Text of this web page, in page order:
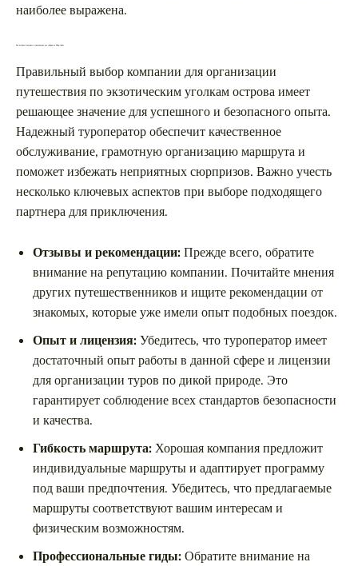
наиболее выражена.
Как выбрать надежного туроператора для сафари на Шри-Ланке
Правильный выбор компании для организации
путешествия по экзотическим уголкам острова имеет
решающее значение для успешного и безопасного опыта.
Надежный туроператор обеспечит качественное
обслуживание, грамотную организацию маршрута и
поможет избежать неприятных сюрпризов. Важно учесть
несколько ключевых аспектов при выборе подходящего
партнера для приключения.
Отзывы и рекомендации:Прежде всего, обратите
внимание на репутацию компании. Почитайте мнения
других путешественников и ищите рекомендации от
знакомых, которые уже имели опыт подобных поездок.
Опыт и лицензия:Убедитесь, что туроператор имеет
достаточный опыт работы в данной сфере и лицензии
для организации туров по дикой природе. Это
гарантирует соблюдение всех стандартов безопасности
и качества.
Гибкость маршрута:Хорошая компания предложит
индивидуальные маршруты и адаптирует программу
под ваши предпочтения. Убедитесь, что предлагаемые
маршруты соответствуют вашим интересам и
физическим возможностям.
Профессиональные гиды:Обратите внимание на